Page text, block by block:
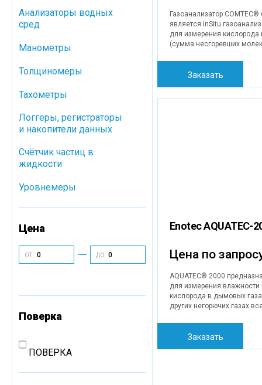
Газоанализатор COMTEC®
является InSitu
для измерения кислорода
(сумма несгоревших
технологических газах. Это
Заказать
Enotec AQUATEC-
Цена по
AQUATEC® 2000
для измерения влажности
кислорода в дымовых
других негорючих газах
Заказать
Анализаторы водных
сред
Манометры
Толщиномеры
Тахометры
Логгеры, регистраторы
и накопители данных
Cчётчик частиц в
жидкости
Уровнемеры
Цена
ОТ ДО
Поверка
ПОВЕРКА